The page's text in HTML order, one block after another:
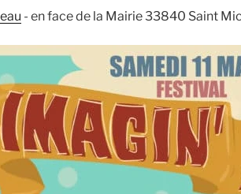
- en face de la Mairie 33840 Saint